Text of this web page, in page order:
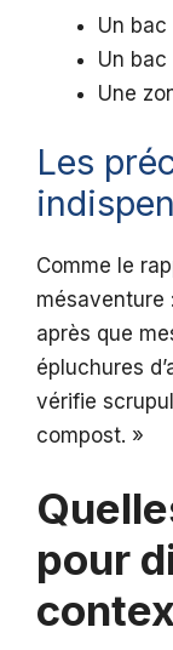
Un
Un
Une
Les
Comme le
mésaventure
après que
épluchures
vérifie
compost. »
pour